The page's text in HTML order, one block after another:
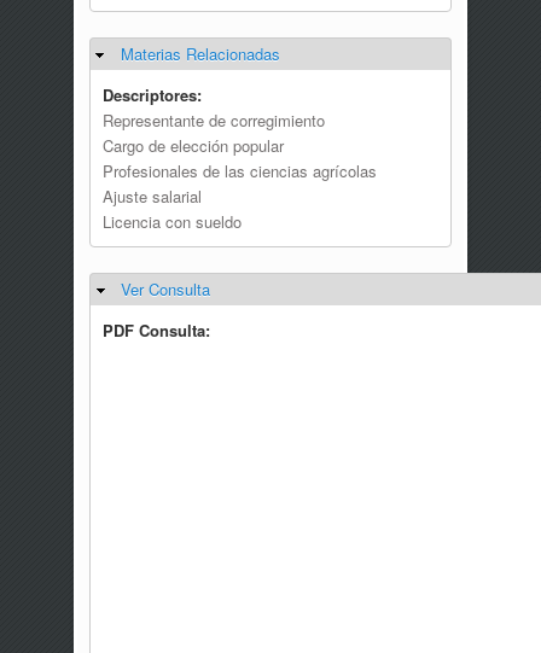
Ocultar
Materias Relacionadas
Descriptores:
Representante de corregimiento
Cargo de elección popular
Profesionales de las ciencias agrícolas
Ajuste salarial
Licencia con sueldo
Ocultar
Ver Consulta
PDF Consulta: